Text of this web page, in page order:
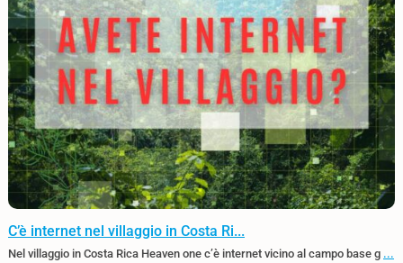
C’è internet nel villaggio in Costa Ri...
Nel villaggio in Costa Rica Heaven one c’è internet vicino al campo base g ...